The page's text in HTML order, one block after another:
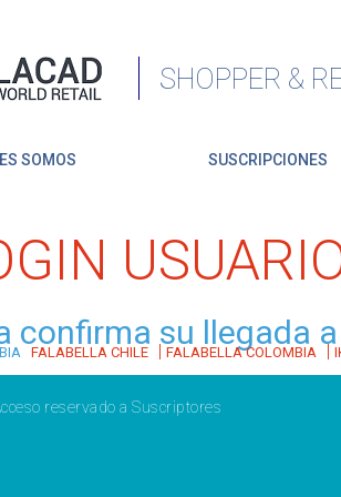
SHOPPER &
SOMOS SUSCRIPCIONES
confirma su llegada
FALABELLA CHILE |FALABELLA COLOMBIA |
reservado a Suscriptores